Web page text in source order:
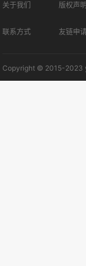
关于我们 版权声明
联系方式 友链申
Copyright © 2015-2023